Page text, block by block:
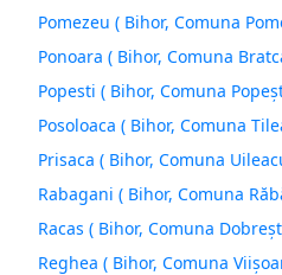
Pomezeu ( Bihor, Comuna
Ponoara ( Bihor, Comuna
Popesti ( Bihor, Comuna
Posoloaca ( Bihor, Comuna
Prisaca ( Bihor, Comuna
Rabagani ( Bihor, Comuna
Racas ( Bihor, Comuna
Reghea ( Bihor, Comuna